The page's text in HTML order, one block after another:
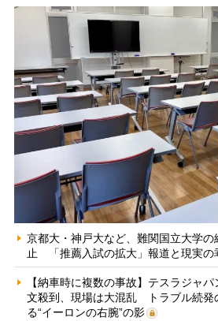
京都大・神戸大など、難関国立大学
止 「推薦入試の拡大」報道と現実の
【納車時に複数の事故】テスラジャパ
文殺到、現場は大混乱 トラブル続発
る“イーロンの右腕”の影